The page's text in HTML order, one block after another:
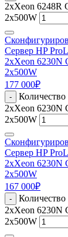
2xXeon 6248R
2x500W
Сервер HP
2xXeon 6230N
2x500W
177 000₽
-
2xXeon 6230N
2x500W
Сервер HP
2xXeon 6230N
2x500W
167 000₽
-
2xXeon 6230N
2x500W